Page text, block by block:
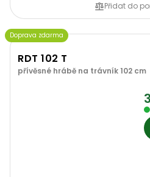
Přidat do
Doprava zdarma
RDT 102 T
přívěsné hrábě na trávník 102 cm